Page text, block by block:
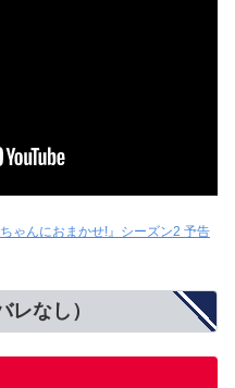
ゃんにおまかせ!』シーズン2 予告
なし）